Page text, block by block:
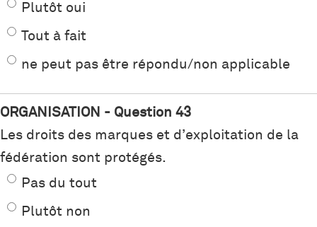
Plutôt oui
Tout à fait
ne peut pas être répondu/non applicable
ORGANISATION - Question 43
Les droits des marques et d’exploitation de la
fédération sont protégés.
Pas du tout
Plutôt non